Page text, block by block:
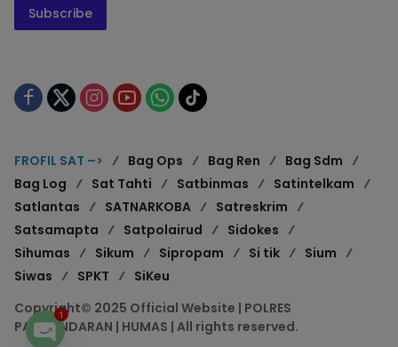
Subscribe
FROFIL SAT –> Bag Ops Bag Ren
Bag Sdm
Bag Log
Sat Tahti Satbinmas
Satintelkam
Satlantas
SATNARKOBA
Satreskrim
Satsamapta
Satpolairud
Sidokes
Sihumas
Sikum Sipropam Si tik
Sium
Siwas
SPKT
SiKeu
Copyright© 2025 Official Website | POLRES
PANGANDARAN | HUMAS | All rights reserved.
1